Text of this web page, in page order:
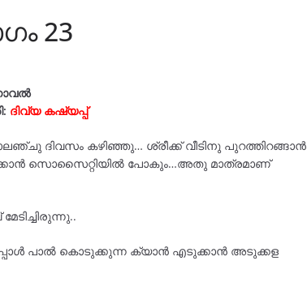
23
ദിവ്യ കഷ്യപ്പ്‌
ദിവസം കഴിഞ്ഞു… ശ്രീക്ക് വീടിനു പുറത്തിറങ്ങാൻ
സൊസൈറ്റിയിൽ പോകും…അതു മാത്രമാണ്
പാൽ കൊടുക്കുന്ന ക്യാൻ എടുക്കാൻ അടുക്കള